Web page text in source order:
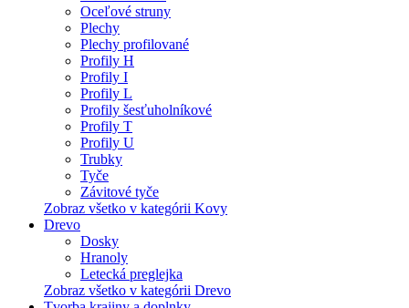
Oceľové struny
Plechy
Plechy profilované
Profily H
Profily I
Profily L
Profily šesťuholníkové
Profily T
Profily U
Trubky
Tyče
Závitové tyče
Zobraz všetko v kategórii Kovy
Drevo
Dosky
Hranoly
Letecká preglejka
Zobraz všetko v kategórii Drevo